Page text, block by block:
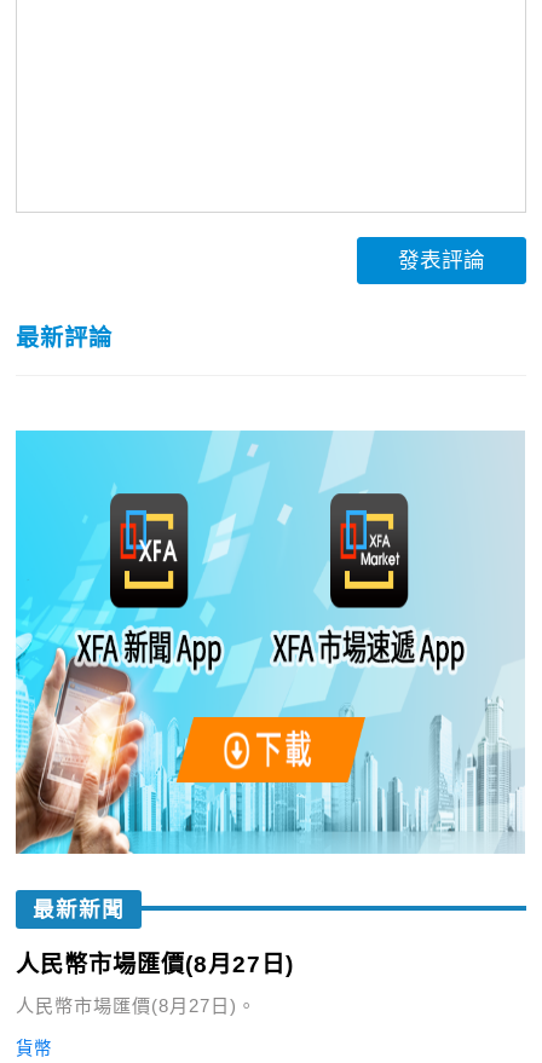
發表評論
最新評論
最新新聞
人民幣市場匯價(8月27日)
人民幣市場匯價(8月27日)。
貨幣